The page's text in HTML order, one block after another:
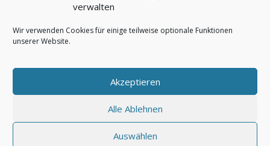
verwalten
Wir verwenden Cookies für einige teilweise optionale Funktionen
unserer Website.
Akzeptieren
Alle Ablehnen
Auswählen
Datenschutzerklärung
Cookie-Richtlinie (EU)
© 2026 Rappelkiste e.V. Netz für Kinder